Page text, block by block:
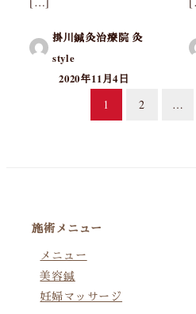
掛川鍼灸治療院 灸
style
2020年11月4日
り
1 2 …
施術メニュー
メニュー
美容鍼
妊婦マッサージ